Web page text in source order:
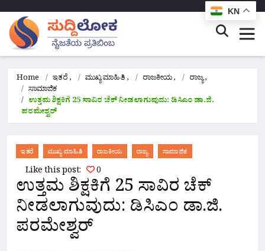
Home ಇತರೆ, ಮುಖ್ಯ ಮಾಹಿತಿ, ರಾಜಕೀಯ, ರಾಜ್ಯ,
ಸಾಮಾಜಿಕ
ಉತ್ತಮ‌ ಶಿಕ್ಷಕಿಗೆ 25 ಸಾವಿರ ಚೆಕ್ ನೀಡಲಾಗುವುದು: ಡಿಸಿಎಂ ಡಾ.ಜಿ.
ಪರಮೇಶ್ವರ್
ಇತರೆ ಮುಖ್ಯ ಮಾಹಿತಿ ರಾಜಕೀಯ ರಾಜ್ಯ ಸಾಮಾಜಿಕ
Like this post: 0
ಉತ್ತಮ‌ ಶಿಕ್ಷಕಿಗೆ 25 ಸಾವಿರ ಚೆಕ್
ನೀಡಲಾಗುವುದು: ಡಿಸಿಎಂ ಡಾ.ಜಿ.
ಪರಮೇಶ್ವರ್
KN